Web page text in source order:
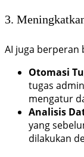
3.
AI juga berperan
Otomasi
tugas
mengatur
Analisis
yang
dilakukan